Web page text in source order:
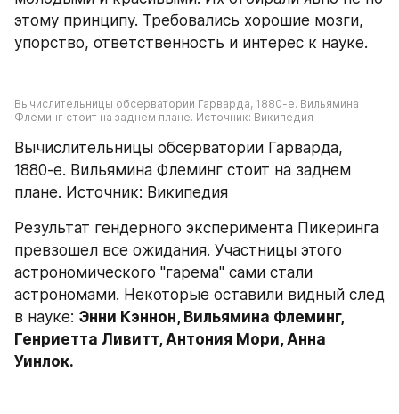
этому принципу. Требовались хорошие мозги,
упорство, ответственность и интерес к науке.
Вычислительницы обсерватории Гарварда, 1880-е. Вильямина
Флеминг стоит на заднем плане. Источник: Википедия
Вычислительницы обсерватории Гарварда,
1880-е. Вильямина Флеминг стоит на заднем
плане. Источник: Википедия
Результат гендерного эксперимента Пикеринга
превзошел все ожидания. Участницы этого
астрономического "гарема" сами стали
астрономами. Некоторые оставили видный след
в науке: Энни Кэннон, Вильямина Флеминг,
Генриетта Ливитт, Антония Мори, Анна
Уинлок.